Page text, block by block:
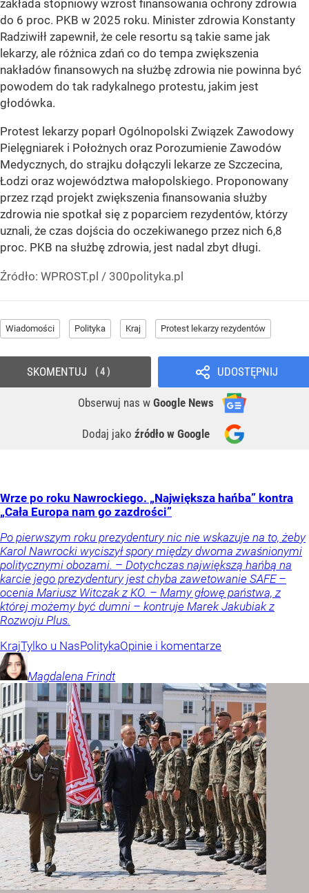
zakłada stopniowy wzrost finansowania ochrony zdrowia
do 6 proc. PKB w 2025 roku. Minister zdrowia Konstanty
Radziwiłł zapewnił, że cele resortu są takie same jak
lekarzy, ale różnica zdań co do tempa zwiększenia
nakładów finansowych na służbę zdrowia nie powinna być
powodem do tak radykalnego protestu, jakim jest
głodówka.
Protest lekarzy poparł Ogólnopolski Związek Zawodowy
Pielęgniarek i Położnych oraz Porozumienie Zawodów
Medycznych, do strajku dołączyli lekarze ze Szczecina,
Łodzi oraz województwa małopolskiego. Proponowany
przez rząd projekt zwiększenia finansowania służby
zdrowia nie spotkał się z poparciem rezydentów, którzy
uznali, że czas dojścia do oczekiwanego przez nich 6,8
proc. PKB na służbę zdrowia, jest nadal zbyt długi.
Źródło: WPROST.pl / 300polityka.pl
Wiadomości Polityka Kraj Protest lekarzy rezydentów
UDOSTĘPNIJ
Obserwuj nas w Google News
Dodaj jako źródło w Google
SKOMENTUJ 4
Wrze po roku Nawrockiego. „Największa hańba” kontra
„Cała Europa nam go zazdrości”
Po pierwszym roku prezydentury nic nie wskazuje na to, żeby
Karol Nawrocki wyciszył spory między dwoma zwaśnionymi
politycznymi obozami. – Dotychczas największą hańbą na
karcie jego prezydentury jest chyba zawetowanie SAFE –
ocenia Mariusz Witczak z KO. – Mamy głowę państwa, z
której możemy być dumni – kontruje Marek Jakubiak z
Rozwoju Plus.
KrajTylko u NasPolitykaOpinie i komentarze
Magdalena Frindt